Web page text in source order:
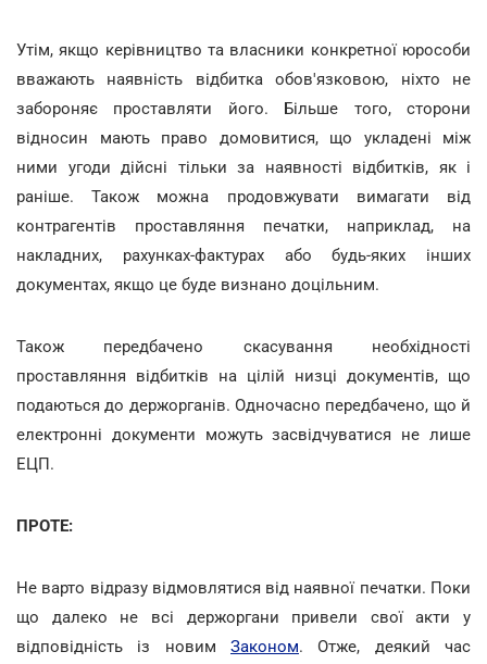
Утім, якщо керівництво та власники конкретної юрособи
вважають наявність відбитка обов'язковою, ніхто не
забороняє проставляти його. Більше того, сторони
відносин мають право домовитися, що укладені між
ними угоди дійсні тільки за наявності відбитків, як і
раніше. Також можна продовжувати вимагати від
контрагентів проставляння печатки, наприклад, на
накладних, рахунках-фактурах або будь-яких інших
документах, якщо це буде визнано доцільним.
Також передбачено скасування необхідності
проставляння відбитків на цілій низці документів, що
подаються до держорганів. Одночасно передбачено, що й
електронні документи можуть засвідчуватися не лише
ЕЦП.
ПРОТЕ:
Не варто відразу відмовлятися від наявної печатки. Поки
що далеко не всі держоргани привели свої акти у
відповідність із новим Законом. Отже, деякий час